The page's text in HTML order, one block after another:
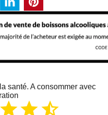
santé. A consommer avec